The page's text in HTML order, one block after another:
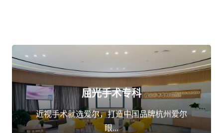
屈光手术专科
近视手术就选爱尔，打造中国品牌杭州爱尔
眼...
点击了解